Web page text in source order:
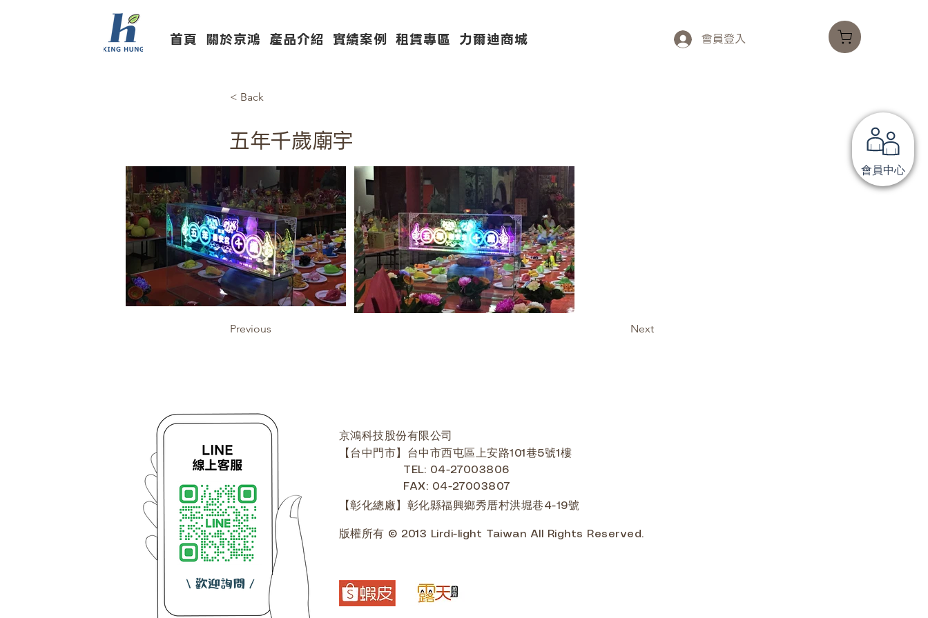
會員中心
首頁 關於京鴻 產品介紹 實績案例 租賃專區 力爾迪商城 會員登入
< Back
五年千歲廟宇
Previous Next
京鴻科技股份有限公司
【台中門市】台中市西屯區上安路101巷5號1樓
TEL: 04-27003806
FAX: 04-27003807
【彰化總廠】彰化縣福興鄉秀厝村洪堀巷4-19號
版權所有 © 2013 Lirdi-light Taiwan All Rights Reserved.